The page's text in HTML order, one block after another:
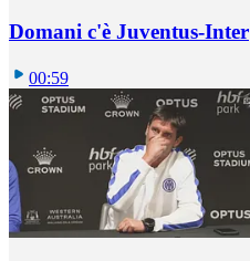
Domani c'è Juventus-Inter
00:59